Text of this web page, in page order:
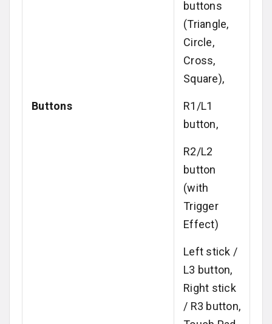
Buttons
buttons
(Triangle,
Circle,
Cross,
Square),
R1/L1
button,
R2/L2
button
(with
Trigger
Effect)
Left stick /
L3 button,
Right stick
/ R3 button,